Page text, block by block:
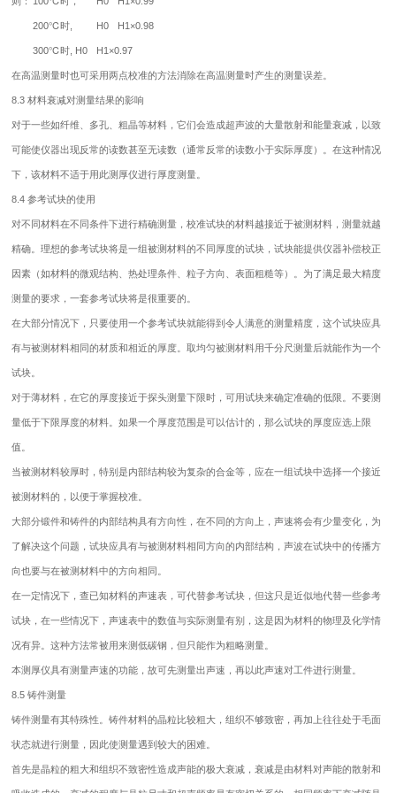
200℃时, H0 H1×0.98
300℃时, H0 H1×0.97
在高温测量时也可采用两点校准的方法消除在高温测量时产生的测量误差。
8.3 材料衰减对测量结果的影响
对于一些如纤维、多孔、粗晶等材料，它们会造成超声波的大量散射和能量衰减，以致
可能使仪器出现反常的读数甚至无读数（通常反常的读数小于实际厚度）。在这种情况
下，该材料不适于用此测厚仪进行厚度测量。
8.4 参考试块的使用
对不同材料在不同条件下进行精确测量，校准试块的材料越接近于被测材料，测量就越
精确。理想的参考试块将是一组被测材料的不同厚度的试块，试块能提供仪器补偿校正
因素（如材料的微观结构、热处理条件、粒子方向、表面粗糙等）。为了满足最大精度
测量的要求，一套参考试块将是很重要的。
在大部分情况下，只要使用一个参考试块就能得到令人满意的测量精度，这个试块应具
有与被测材料相同的材质和相近的厚度。取均匀被测材料用千分尺测量后就能作为一个
试块。
对于薄材料，在它的厚度接近于探头测量下限时，可用试块来确定准确的低限。不要测
量低于下限厚度的材料。如果一个厚度范围是可以估计的，那么试块的厚度应选上限
值。
当被测材料较厚时，特别是内部结构较为复杂的合金等，应在一组试块中选择一个接近
被测材料的，以便于掌握校准。
大部分锻件和铸件的内部结构具有方向性，在不同的方向上，声速将会有少量变化，为
了解决这个问题，试块应具有与被测材料相同方向的内部结构，声波在试块中的传播方
向也要与在被测材料中的方向相同。
在一定情况下，查已知材料的声速表，可代替参考试块，但这只是近似地代替一些参考
试块，在一些情况下，声速表中的数值与实际测量有别，这是因为材料的物理及化学情
况有异。这种方法常被用来测低碳钢，但只能作为粗略测量。
本测厚仪具有测量声速的功能，故可先测量出声速，再以此声速对工件进行测量。
8.5 铸件测量
铸件测量有其特殊性。铸件材料的晶粒比较粗大，组织不够致密，再加上往往处于毛面
状态就进行测量，因此使测量遇到较大的困难。
首先是晶粒的粗大和组织不致密性造成声能的极大衰减，衰减是由材料对声能的散射和